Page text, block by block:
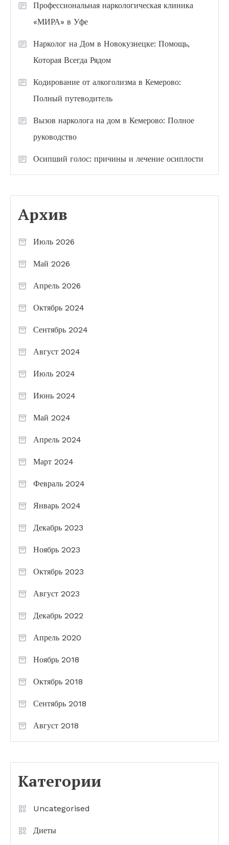
Профессиональная наркологическая клиника
«МИРА» в Уфе
Нарколог на Дом в Новокузнецке: Помощь,
Которая Всегда Рядом
Кодирование от алкоголизма в Кемерово:
Полный путеводитель
Вызов нарколога на дом в Кемерово: Полное
руководство
Осипший голос: причины и лечение осиплости
Архив
Июль 2026
Май 2026
Апрель 2026
Октябрь 2024
Сентябрь 2024
Август 2024
Июль 2024
Июнь 2024
Май 2024
Апрель 2024
Март 2024
Февраль 2024
Январь 2024
Декабрь 2023
Ноябрь 2023
Октябрь 2023
Август 2023
Декабрь 2022
Апрель 2020
Ноябрь 2018
Октябрь 2018
Сентябрь 2018
Август 2018
Категории
Uncategorised
Диеты